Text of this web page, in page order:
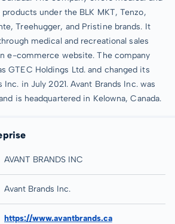
under the BLK MKT, Tenzo,
Treehugger, and Pristine brands. It
medical and recreational sales
e-commerce website. The company
GTEC Holdings Ltd. and changed its
Inc. in July 2021. Avant Brands Inc. was
is headquartered in Kelowna, Canada.
AVANT BRANDS INC
Avant Brands Inc.
https://www.avantbrands.ca